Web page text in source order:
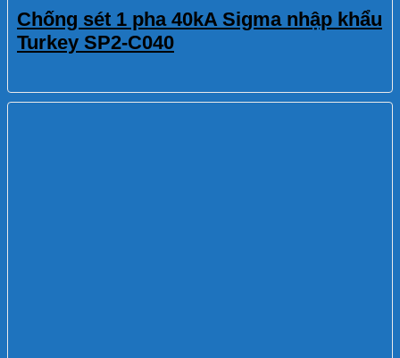
Chống sét 1 pha 40kA Sigma nhập khẩu
Turkey SP2-C040